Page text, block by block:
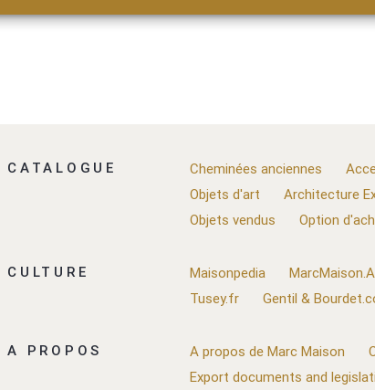
CATALOGUE Cheminées anciennes
Objets d'art
Architecture
Objets vendus
Option
CULTURE Maisonpedia
Tusey.fr
Gentil &
A PROPOS A propos de Marc Maison
Export documents and